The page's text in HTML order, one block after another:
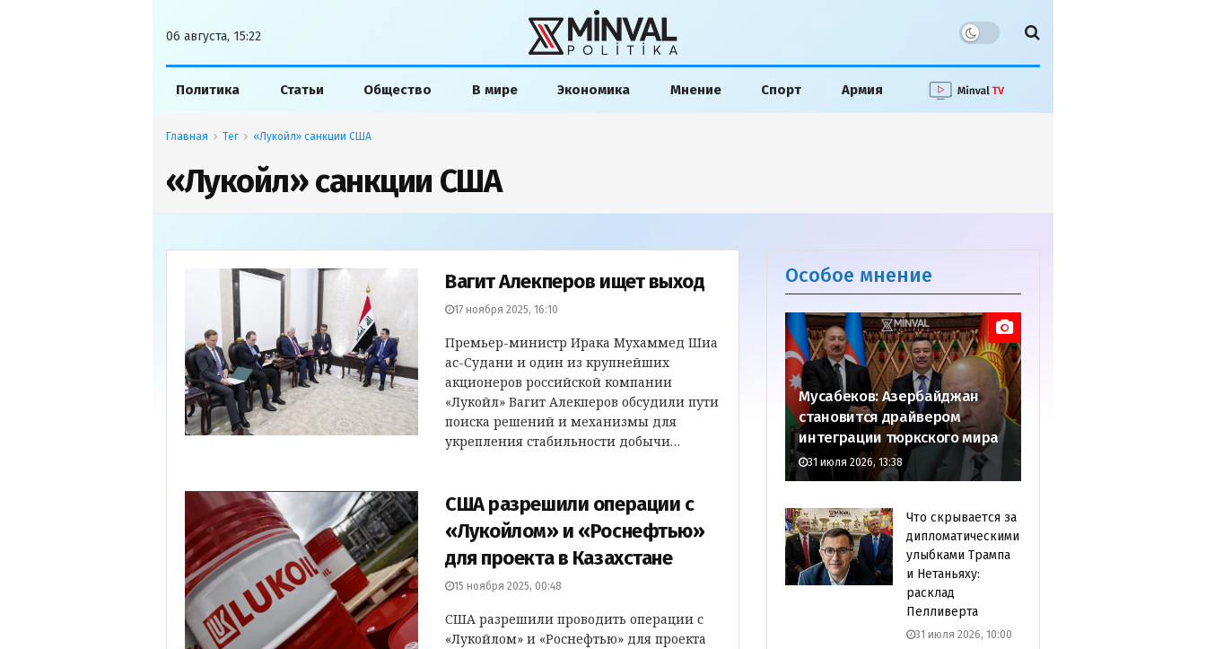
06 августа, 15:22
Политика Статьи Общество В мире Экономика Мнение Спорт Армия
Главная Тег «Лукойл» санкции США
«Лукойл» санкции США
Вагит Алекперов ищет выход
17 ноября 2025, 16:10
Премьер-министр Ирака Мухаммед Шиа
ас-Судани и один из крупнейших
акционеров российской компании
«Лукойл» Вагит Алекперов обсудили пути
поиска решений и механизмы для
укрепления стабильности добычи…
США разрешили операции с
«Лукойлом» и «Роснефтью»
для проекта в Казахстане
15 ноября 2025, 00:48
США разрешили проводить операции с
«Лукойлом» и «Роснефтью» для проекта
Особое мнение
Мусабеков: Азербайджан
становится драйвером
интеграции тюркского мира
31 июля 2026, 13:38
Что скрывается за
дипломатическими
улыбками Трампа
и Нетаньяху:
расклад
Пелливерта
31 июля 2026, 10:00